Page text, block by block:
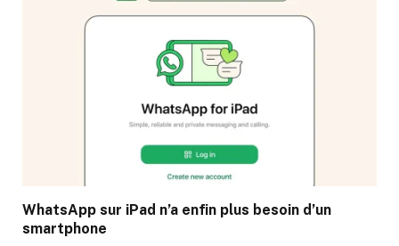
WhatsApp sur iPad n’a enfin plus besoin d’un
smartphone